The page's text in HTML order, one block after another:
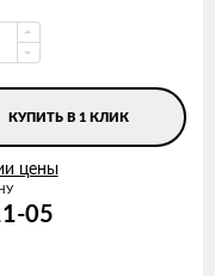
КУПИТЬ В 1 КЛИК
цены
05